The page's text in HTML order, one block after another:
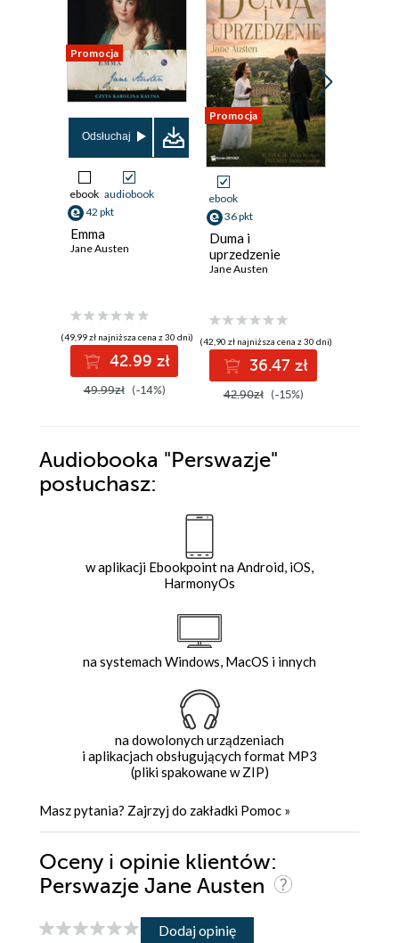
Promocja
Odsłuchaj
ebook audiobook
42 pkt
Emma
Jane Austen
(49,99 zł najniższa cena z 30 dni)
42.99 zł
49.99zł (-14%)
Promocja
ebook
36 pkt
Duma i
uprzedzenie
Jane Austen
(42,90 zł najniższa cena z 30 dni)
36.47 zł
42.90zł (-15%)
Audiobooka "Perswazje"
posłuchasz:
w aplikacji Ebookpoint na Android, iOS,
HarmonyOs
na systemach Windows, MacOS i innych
na dowolonych urządzeniach
i aplikacjach obsługujących format MP3
(pliki spakowane w ZIP)
Masz pytania? Zajrzyj do zakładki Pomoc »
Oceny i opinie klientów:
Perswazje Jane Austen
Dodaj opinię